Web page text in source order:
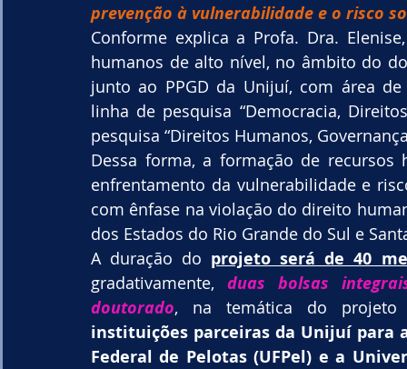
prevenção à vulnerabilidade e o risco
Conforme explica a Profa. Dra.
humanos de alto nível, no âmbito do
junto ao PPGD da Unijuí, com área
linha de pesquisa “Democracia,
pesquisa “Direitos Humanos,
Dessa forma, a formação de
enfrentamento da vulnerabilidade e
com ênfase na violação do direito
dos Estados do Rio Grande do Sul e
A duração do projeto será de 40
gradativamente, duas bolsas
doutorado, na temática do
instituições parceiras da Unijuí para
Federal de Pelotas (UFPel) e a